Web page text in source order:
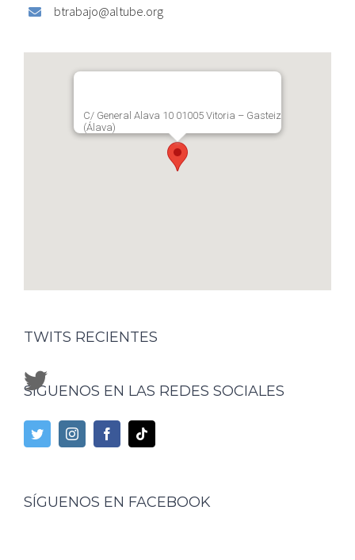
btrabajo@altube.org
C/ General Alava 10 01005 Vitoria – Gasteiz
(Álava)
TWITS RECIENTES
SÍGUENOS EN LAS REDES SOCIALES
SÍGUENOS EN FACEBOOK